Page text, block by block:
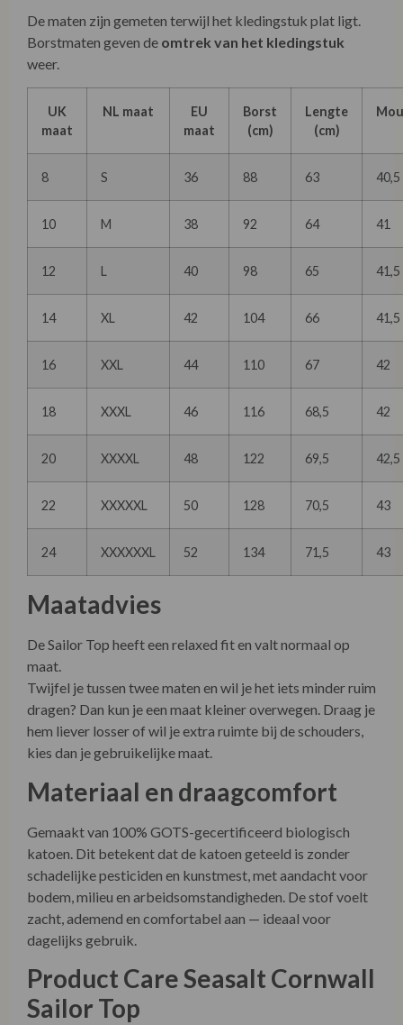
De maten zijn gemeten terwijl het kledingstuk plat ligt.
Borstmaten geven de omtrek van het kledingstuk
weer.
UK
maat
NL maat
EU
maat
Borst
(cm)
Lengte
(cm)
8 S 36 88 63 40,5
10 M 38 92 64 41
12 L 40 98 65 41,5
14 XL 42 104 66 41,5
16 XXL 44 110 67 42
18 XXXL 46 116 68,5 42
20 XXXXL 48 122 69,5 42,5
22 XXXXXL 50 128 70,5 43
24 XXXXXXL 52 134 71,5 43
Maatadvies
De Sailor Top heeft een relaxed fit en valt normaal op
maat.
Twijfel je tussen twee maten en wil je het iets minder ruim
dragen? Dan kun je een maat kleiner overwegen. Draag je
hem liever losser of wil je extra ruimte bij de schouders,
kies dan je gebruikelijke maat.
Materiaal en draagcomfort
Gemaakt van 100% GOTS-gecertificeerd biologisch
katoen. Dit betekent dat de katoen geteeld is zonder
schadelijke pesticiden en kunstmest, met aandacht voor
bodem, milieu en arbeidsomstandigheden. De stof voelt
zacht, ademend en comfortabel aan — ideaal voor
dagelijks gebruik.
Product Care Seasalt Cornwall
Sailor Top